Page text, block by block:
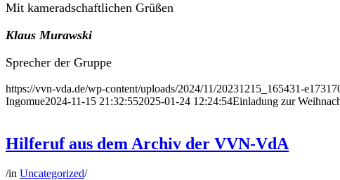
Mit kameradschaftlichen Grüßen
Klaus Murawski
Sprecher der Gruppe
https://vvn-vda.de/wp-content/uploads/2024/11/20231215_165431-
Ingomue2024-11-15 21:32:552025-01-24 12:24:54Einladung zur
Hilferuf aus dem Archiv der VVN-VdA
/in Uncategorized/